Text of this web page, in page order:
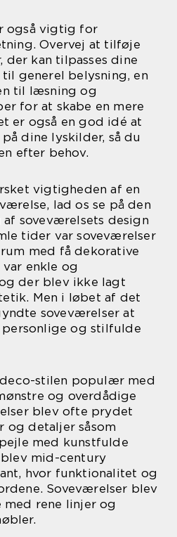
også vigtig for
Overvej at tilføje
kan tilpasses dine
til generel belysning, en
til læsning og
for at skabe en mere
er også en god idé at
dine lyskilder, så du
efter behov.
vigtigheden af en
lad os se på den
soveværelsets design
tider var soveværelser
med få dekorative
var enkle og
der blev ikke lagt
Men i løbet af det
soveværelser at
og stilfulde
deco-stilen populær med
og overdådige
blev ofte prydet
og detaljer såsom
med kunstfulde
blev mid-century
hvor funktionalitet og
Soveværelser blev
med rene linjer og